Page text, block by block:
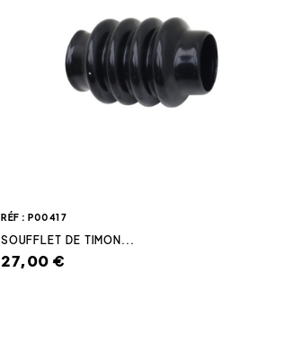
RÉF : P00417
SOUFFLET DE TIMON...
27,00 €